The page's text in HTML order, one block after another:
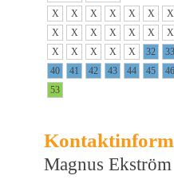
X
X X X X X X
X
X X X X X X
X
X X X X 32 33
40
41 42 43 44 45 46
53
Magnus Ekström